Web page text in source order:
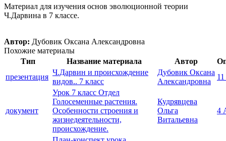
Материал для изучения основ эволюционной теории
Ч.Дарвина в 7 классе.
Автор: Дубовик Оксана Александровна
Похожие материалы
Тип
Название материала Автор
презентация
Ч.Дарвин и происхождение
видов.. 7 класс
Дубовик Оксана
Александровна
документ
Урок 7 класс Отдел
Голосеменные растения.
Особенности строения и
жизнедеятельности,
происхождение.
Кудрявцева
Ольга
Витальевна
4